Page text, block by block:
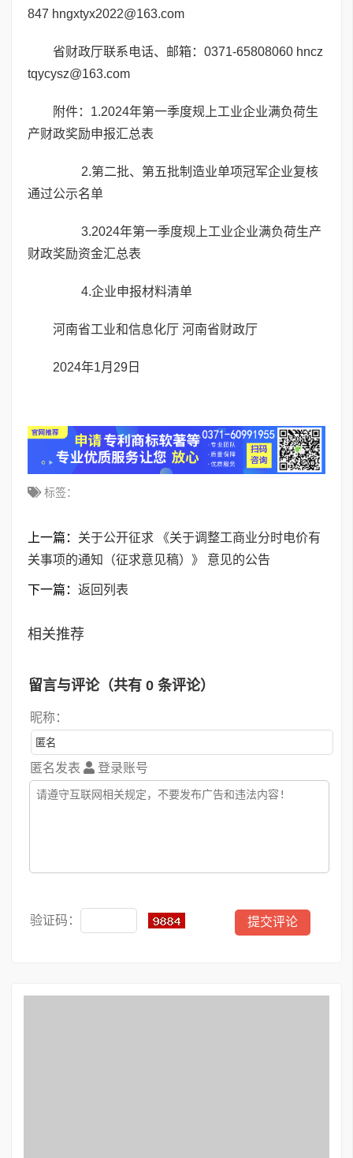
847 hngxtyx2022@163.com
省财政厅联系电话、邮箱：0371-65808060 hncz
tqycysz@163.com
附件： 1.2024年第一季度规上工业企业满负荷生
产财政奖励申报汇总表
2.第二批、第五批制造业单项冠军企业复核
通过公示名单
3.2024年第一季度规上工业企业满负荷生产
财政奖励资金汇总表
4.企业申报材料清单
河南省工业和信息化厅 河南省财政厅
2024年1月29日
标签：
上一篇： 关于公开征求 《关于调整工商业分时电价有
关事项的通知（征求意见稿）》 意见的公告
下一篇： 返回列表
相关推荐
留言与评论（共有 0 条评论）
昵称：
匿名发表 登录账号
验证码：